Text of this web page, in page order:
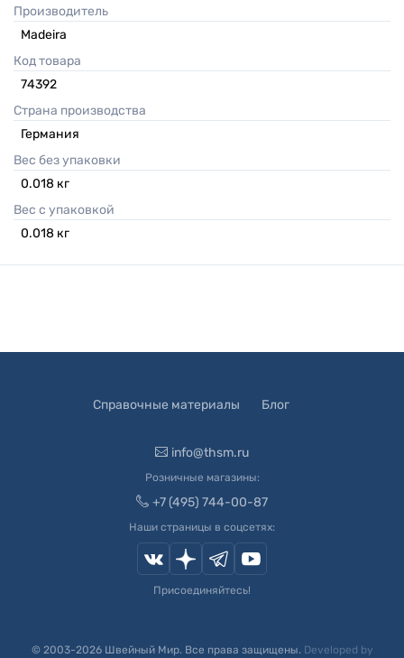
Производитель
Madeira
Код товара
74392
Страна производства
Германия
Вес без упаковки
0.018 кг
Вес с упаковкой
0.018 кг
Справочные материалы Блог
info@thsm.ru
Розничные магазины:
+7 (495) 744-00-87
Наши страницы в соцсетях:
Присоединяйтесь!
© 2003-2026Швейный Мир. Все права защищены. Developed by